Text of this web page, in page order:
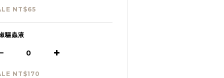
NT$65
驅蟲液
NT$170